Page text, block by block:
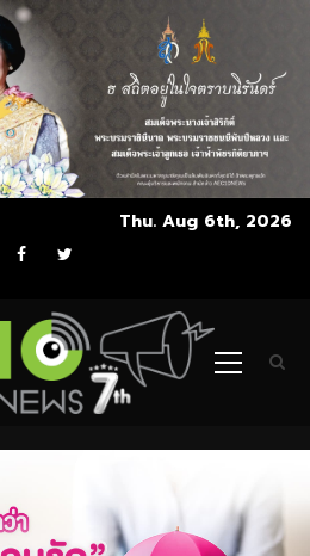
Thu. Aug 6th, 2026
Facebook
Twitter
Primary